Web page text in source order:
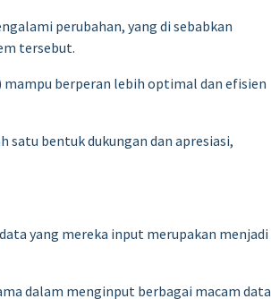
perubahan, yang di sebabkan
tersebut.
berperan lebih optimal dan efisien
satu bentuk dukungan dan apresiasi,
yang mereka input merupakan menjadi
dalam menginput berbagai macam data